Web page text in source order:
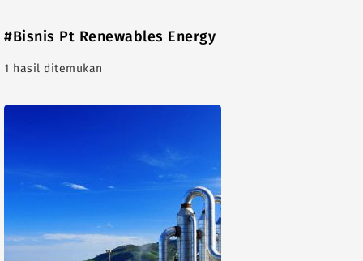
#Bisnis Pt Renewables Energy
1 hasil ditemukan